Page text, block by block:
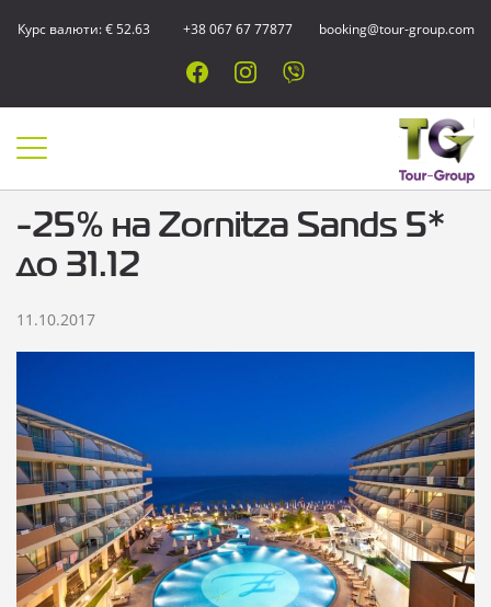
Курс валюти: € 52.63 +38 067 67 77877 booking@tour-group.com
-25% на Zornitza Sands 5*
до 31.12
11.10.2017